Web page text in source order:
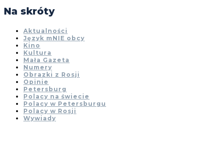
Na skróty
Aktualności
Język mNIE obcy
Kino
Kultura
Mała Gazeta
Numery
Obrazki z Rosji
Opinie
Petersburg
Polacy na świecie
Polacy w Petersburgu
Polacy w Rosji
Wywiady